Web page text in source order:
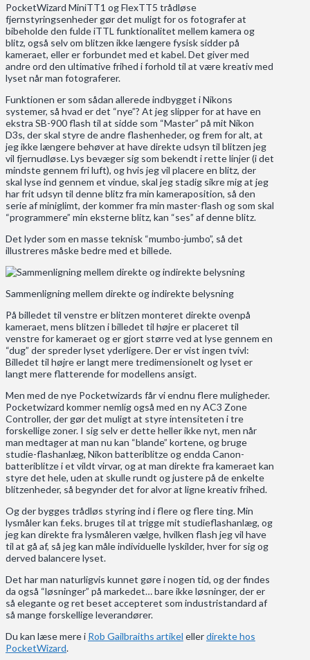
PocketWizard MiniTT1 og FlexTT5 trådløse
fjernstyringsenheder gør det muligt for os fotografer at
bibeholde den fulde iTTL funktionalitet mellem kamera og
blitz, også selv om blitzen ikke længere fysisk sidder på
kameraet, eller er forbundet med et kabel. Det giver med
andre ord den ultimative frihed i forhold til at være kreativ med
lyset når man fotograferer.
Funktionen er som sådan allerede indbygget i Nikons
systemer, så hvad er det “nye”? At jeg slipper for at have en
ekstra SB-900 flash til at sidde som “Master” på mit Nikon
D3s, der skal styre de andre flashenheder, og frem for alt, at
jeg ikke længere behøver at have direkte udsyn til blitzen jeg
vil fjernudløse. Lys bevæger sig som bekendt i rette linjer (i det
mindste gennem fri luft), og hvis jeg vil placere en blitz, der
skal lyse ind gennem et vindue, skal jeg stadig sikre mig at jeg
har frit udsyn til denne blitz fra min kameraposition, så den
serie af miniglimt, der kommer fra min master-flash og som skal
“programmere” min eksterne blitz, kan “ses” af denne blitz.
Det lyder som en masse teknisk “mumbo-jumbo”, så det
illustreres måske bedre med et billede.
Sammenligning mellem direkte og indirekte belysning
På billedet til venstre er blitzen monteret direkte ovenpå
kameraet, mens blitzen i billedet til højre er placeret til
venstre for kameraet og er gjort større ved at lyse gennem en
“dug” der spreder lyset yderligere. Der er vist ingen tvivl:
Billedet til højre er langt mere tredimensionelt og lyset er
langt mere flatterende for modellens ansigt.
Men med de nye Pocketwizards får vi endnu flere muligheder.
Pocketwizard kommer nemlig også med en ny AC3 Zone
Controller, der gør det muligt at styre intensiteten i tre
forskellige zoner. I sig selv er dette heller ikke nyt, men når
man medtager at man nu kan “blande” kortene, og bruge
studie-flashanlæg, Nikon batteriblitze og endda Canon-
batteriblitze i et vildt virvar, og at man direkte fra kameraet kan
styre det hele, uden at skulle rundt og justere på de enkelte
blitzenheder, så begynder det for alvor at ligne kreativ frihed.
Og der bygges trådløs styring ind i flere og flere ting. Min
lysmåler kan f.eks. bruges til at trigge mit studieflashanlæg, og
jeg kan direkte fra lysmåleren vælge, hvilken flash jeg vil have
til at gå af, så jeg kan måle individuelle lyskilder, hver for sig og
derved balancere lyset.
Det har man naturligvis kunnet gøre i nogen tid, og der findes
da også “løsninger” på markedet… bare ikke løsninger, der er
så elegante og ret beset accepteret som industristandard af
så mange forskellige leverandører.
Du kan læse mere i Rob Gailbraiths artikel ellerdirekte hos
PocketWizard.